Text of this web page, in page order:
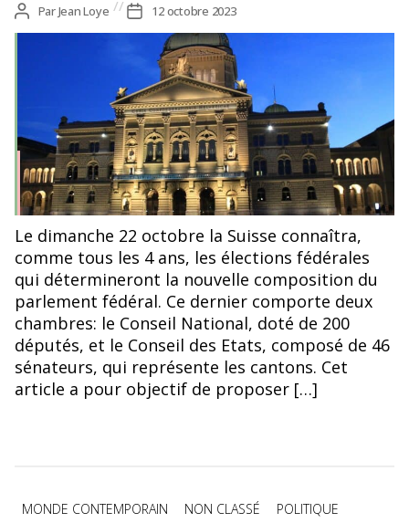
Auteur
de
ParJean Loye
Date
de
l’article
12 octobre 2023
Le palais fédéral à Berne. Source : image libre de droit.
Le dimanche 22 octobre la Suisse connaîtra,
comme tous les 4 ans, les élections fédérales
qui détermineront la nouvelle composition du
parlement fédéral. Ce dernier comporte deux
chambres: le Conseil National, doté de 200
députés, et le Conseil des Etats, composé de 46
sénateurs, qui représente les cantons. Cet
article a pour objectif de proposer […]
Catégories
MONDE CONTEMPORAIN NON CLASSÉ
POLITIQUE